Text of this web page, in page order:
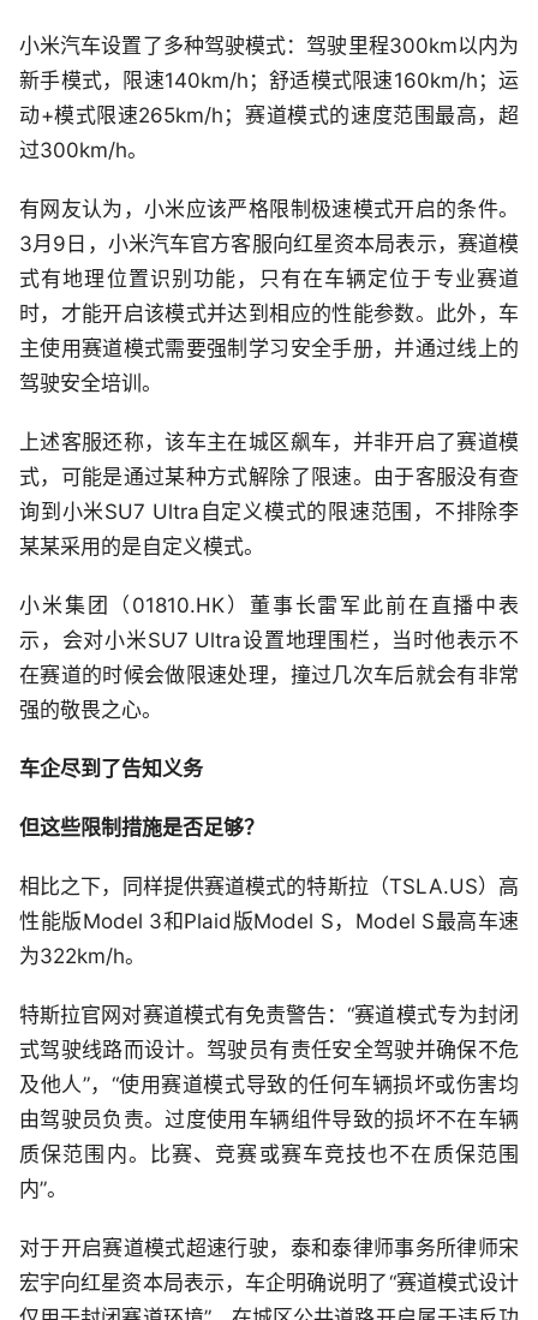
小米汽车设置了多种驾驶模式：驾驶里程300km以内为
新手模式，限速140km/h；舒适模式限速160km/h；运
动+模式限速265km/h；赛道模式的速度范围最高，超
过300km/h。
有网友认为，小米应该严格限制极速模式开启的条件。
3月9日，小米汽车官方客服向红星资本局表示，赛道模
式有地理位置识别功能，只有在车辆定位于专业赛道
时，才能开启该模式并达到相应的性能参数。此外，车
主使用赛道模式需要强制学习安全手册，并通过线上的
驾驶安全培训。
上述客服还称，该车主在城区飙车，并非开启了赛道模
式，可能是通过某种方式解除了限速。由于客服没有查
询到小米SU7 Ultra自定义模式的限速范围，不排除李
某某采用的是自定义模式。
小米集团（01810.HK）董事长雷军此前在直播中表
示，会对小米SU7 Ultra设置地理围栏，当时他表示不
在赛道的时候会做限速处理，撞过几次车后就会有非常
强的敬畏之心。
车企尽到了告知义务
但这些限制措施是否足够？
相比之下，同样提供赛道模式的特斯拉（TSLA.US）高
性能版Model 3和Plaid版Model S，Model S最高车速
为322km/h。
特斯拉官网对赛道模式有免责警告：“赛道模式专为封闭
式驾驶线路而设计。驾驶员有责任安全驾驶并确保不危
及他人”，“使用赛道模式导致的任何车辆损坏或伤害均
由驾驶员负责。过度使用车辆组件导致的损坏不在车辆
质保范围内。比赛、竞赛或赛车竞技也不在质保范围
内”。
对于开启赛道模式超速行驶，泰和泰律师事务所律师宋
宏宇向红星资本局表示，车企明确说明了“赛道模式设计